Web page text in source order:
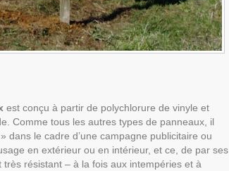
est conçu à partir de polychlorure de vinyle et
Comme tous les autres types de panneaux, il
dans le cadre d’une campagne publicitaire ou
en extérieur ou en intérieur, et ce, de par ses
très résistant – à la fois aux intempéries et à